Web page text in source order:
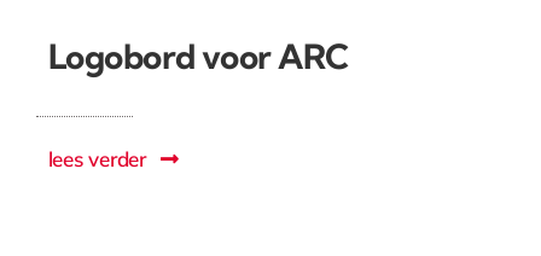
Logobord voor ARC
lees verder